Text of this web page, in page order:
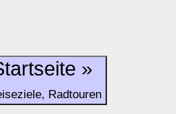
Niveau eines Ortes
Zurück zur Startseite »
Radtouren